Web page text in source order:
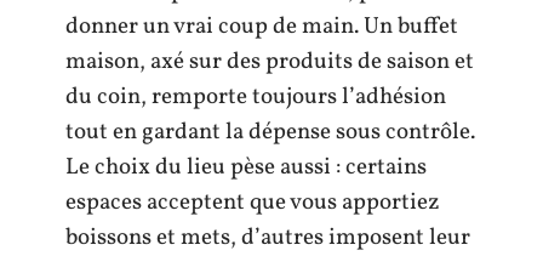
donner un vrai coup de main. Un buffet
maison, axé sur des produits de saison et
du coin, remporte toujours l’adhésion
tout en gardant la dépense sous contrôle.
Le choix du lieu pèse aussi : certains
espaces acceptent que vous apportiez
boissons et mets, d’autres imposent leur